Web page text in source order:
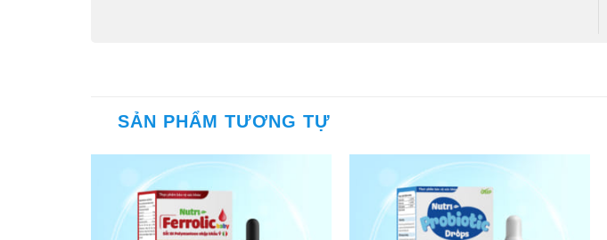
SẢN PHẨM TƯƠNG TỰ